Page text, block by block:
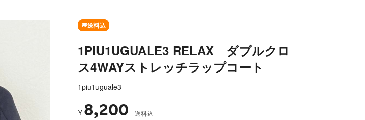
送料込
1PIU1UGUALE3 RELAX ダブルクロ
ス4WAYストレッチラップコート
1piu1uguale3
¥ 8,200 送料込